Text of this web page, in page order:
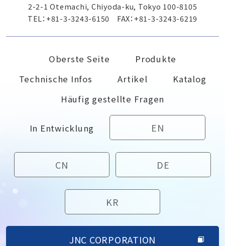
2-2-1 Otemachi, Chiyoda-ku, Tokyo 100-8105
TEL：+81-3-3243-6150 FAX：+81-3-3243-6219
Oberste Seite
Produkte
Technische Infos
Artikel
Katalog
Häufig gestellte Fragen
In Entwicklung EN
CN DE
KR
JNC CORPORATION